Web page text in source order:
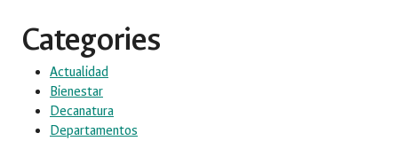
Categories
Actualidad
Bienestar
Decanatura
Departamentos